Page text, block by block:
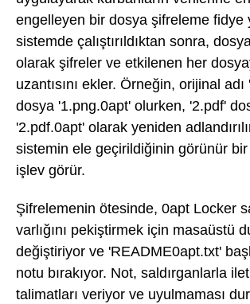
engelleyen bir dosya şifreleme fidye
sistemde çalıştırıldıktan sonra,
olarak şifreler ve etkilenen her
uzantısını ekler. Örneğin, orijinal
dosya '1.png.0apt' olurken, '2.pdf'
'2.pdf.0apt' olarak yeniden
sistemin ele geçirildiğinin görünür
işlev görür.
Şifrelemenin ötesinde, 0apt Locker
varlığını pekiştirmek için masaüstü
değiştiriyor ve 'README0apt.txt'
notu bırakıyor. Not, saldırganlarla
talimatları veriyor ve uyulmaması